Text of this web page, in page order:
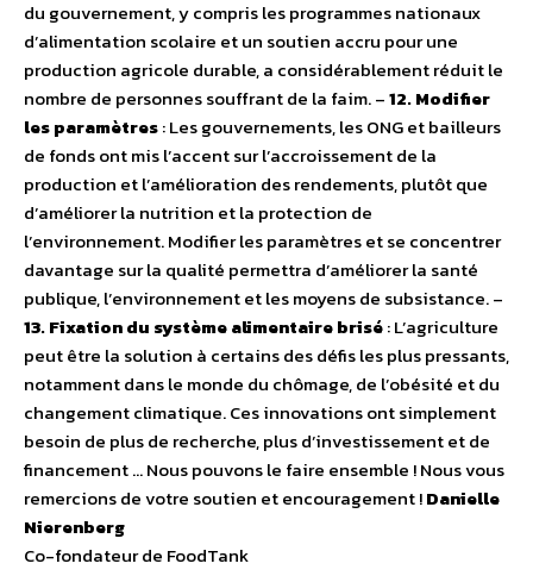
du gouvernement, y compris les programmes nationaux
d’alimentation scolaire et un soutien accru pour une
production agricole durable, a considérablement réduit le
nombre de personnes souffrant de la faim. –12. Modifier
les paramètres: Les gouvernements, les ONG et bailleurs
de fonds ont mis l’accent sur l’accroissement de la
production et l’amélioration des rendements, plutôt que
d’améliorer la nutrition et la protection de
l’environnement. Modifier les paramètres et se concentrer
davantage sur la qualité permettra d’améliorer la santé
publique, l’environnement et les moyens de subsistance. –
13. Fixation du système alimentaire brisé: L’agriculture
peut être la solution à certains des défis les plus pressants,
notamment dans le monde du chômage, de l’obésité et du
changement climatique. Ces innovations ont simplement
besoin de plus de recherche, plus d’investissement et de
financement … Nous pouvons le faire ensemble ! Nous vous
remercions de votre soutien et encouragement !Danielle
Nierenberg
Co-fondateur de FoodTank